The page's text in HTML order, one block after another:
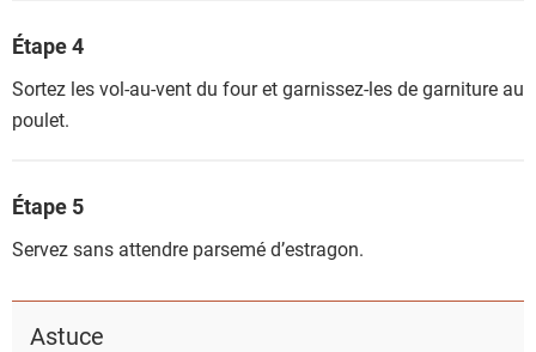
Étape 4
Sortez les vol-au-vent du four et garnissez-les de garniture au
poulet.
Étape 5
Servez sans attendre parsemé d’estragon.
Astuce